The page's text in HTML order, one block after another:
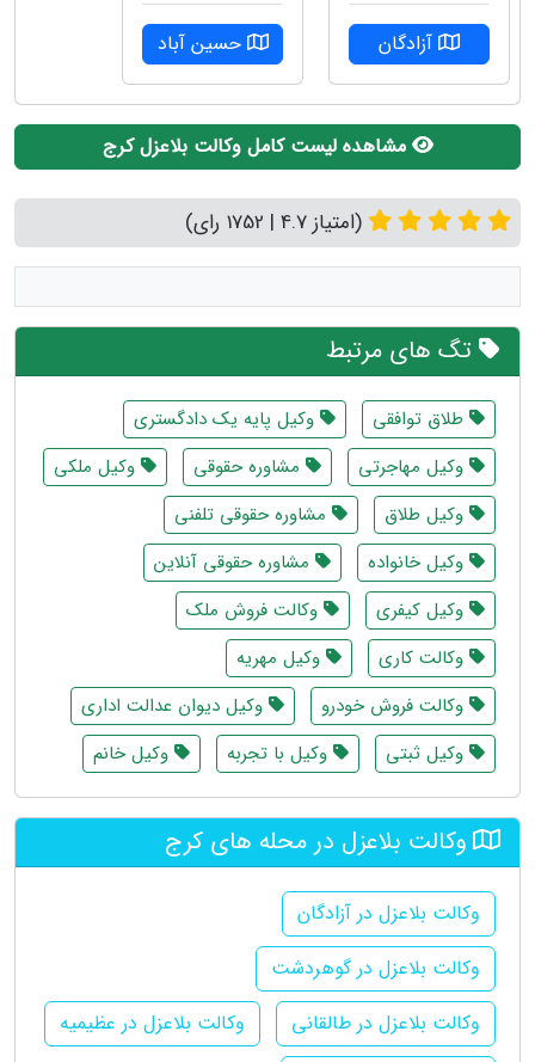
آزادگان حسین آباد
مشاهده لیست کامل وکالت بلاعزل کرج
(امتیاز 4.7 | 1752 رای)
تگ های مرتبط
طلاق توافقی
وکیل پایه یک دادگستری
وکیل مهاجرتی
مشاوره حقوقی
وکیل ملکی
وکیل طلاق
مشاوره حقوقی تلفنی
وکیل خانواده
مشاوره حقوقی آنلاین
وکیل کیفری
وکالت فروش ملک
وکالت کاری
وکیل مهریه
وکالت فروش خودرو
وکیل دیوان عدالت اداری
وکیل ثبتی
وکیل با تجربه وکیل خانم
وکالت بلاعزل در محله های کرج
وکالت بلاعزل در آزادگان
وکالت بلاعزل در گوهردشت
وکالت بلاعزل در طالقانی
وکالت بلاعزل در عظیمیه